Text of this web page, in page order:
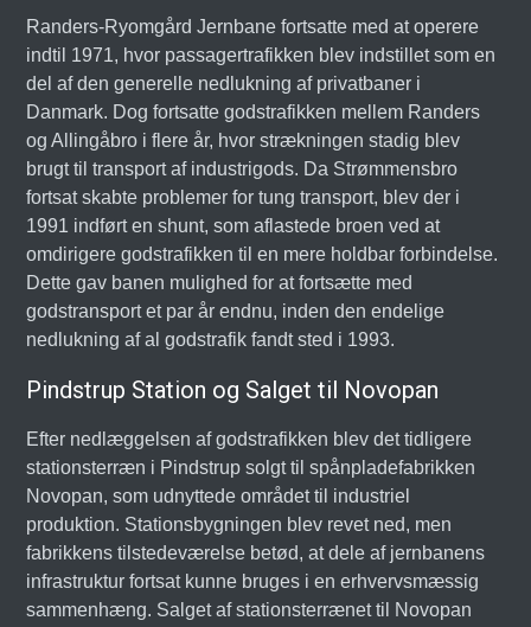
Randers-Ryomgård Jernbane fortsatte med at operere
indtil 1971, hvor passagertrafikken blev indstillet som en
del af den generelle nedlukning af privatbaner i
Danmark. Dog fortsatte godstrafikken mellem Randers
og Allingåbro i flere år, hvor strækningen stadig blev
brugt til transport af industrigods. Da Strømmensbro
fortsat skabte problemer for tung transport, blev der i
1991 indført en shunt, som aflastede broen ved at
omdirigere godstrafikken til en mere holdbar forbindelse.
Dette gav banen mulighed for at fortsætte med
godstransport et par år endnu, inden den endelige
nedlukning af al godstrafik fandt sted i 1993.
Pindstrup Station og Salget til Novopan
Efter nedlæggelsen af godstrafikken blev det tidligere
stationsterræn i Pindstrup solgt til spånpladefabrikken
Novopan, som udnyttede området til industriel
produktion. Stationsbygningen blev revet ned, men
fabrikkens tilstedeværelse betød, at dele af jernbanens
infrastruktur fortsat kunne bruges i en erhvervsmæssig
sammenhæng. Salget af stationsterrænet til Novopan